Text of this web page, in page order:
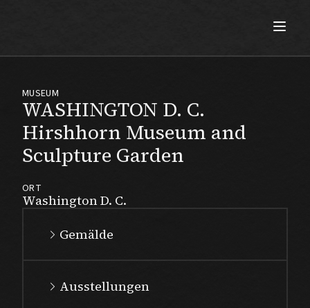
WASHINGTON D. C.
Hirshhorn Museum and
Sculpture Garden
MUSEUM
Washington D. C.
ORT
Gemälde
Ausstellungen